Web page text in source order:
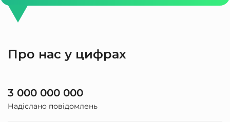
Про нас у цифрах
3 000 000 000
Надіслано повідомлень